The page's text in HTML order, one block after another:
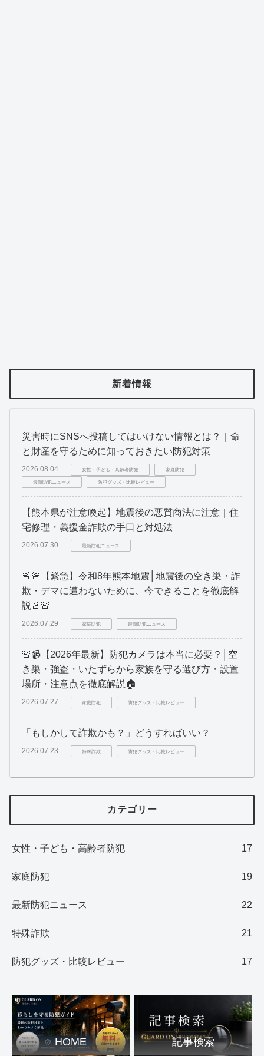
新着情報
災害時にSNSへ投稿してはいけない情報とは？｜命
と財産を守るために知っておきたい防犯対策
2026.08.04 女性・子ども・高齢者防犯 家庭防犯
最新防犯ニュース 防犯グッズ・比較レビュー
【熊本県が注意喚起】地震後の悪質商法に注意｜住
宅修理・義援金詐欺の手口と対処法
2026.07.30 最新防犯ニュース
🚨🚨【緊急】令和8年熊本地震│地震後の空き巣・詐
欺・デマに遭わないために、今できることを徹底解
説🚨🚨
2026.07.29 家庭防犯 最新防犯ニュース
🚨📹【2026年最新】防犯カメラは本当に必要？│空
き巣・強盗・いたずらから家族を守る選び方・設置
場所・注意点を徹底解説🏠
2026.07.27 家庭防犯 防犯グッズ・比較レビュー
「もしかして詐欺かも？」どうすればいい？
2026.07.23 特殊詐欺 防犯グッズ・比較レビュー
カテゴリー
女性・子ども・高齢者防犯 17
家庭防犯 19
最新防犯ニュース 22
特殊詐欺 21
防犯グッズ・比較レビュー 17
HOME 記事検索